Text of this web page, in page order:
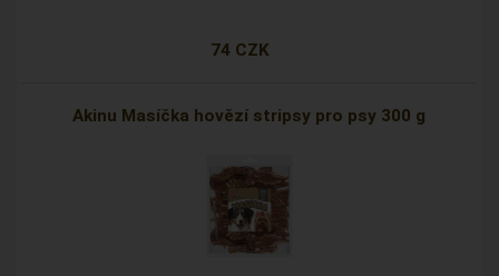
74 CZK
Akinu Masíčka hovězí stripsy pro psy 300 g